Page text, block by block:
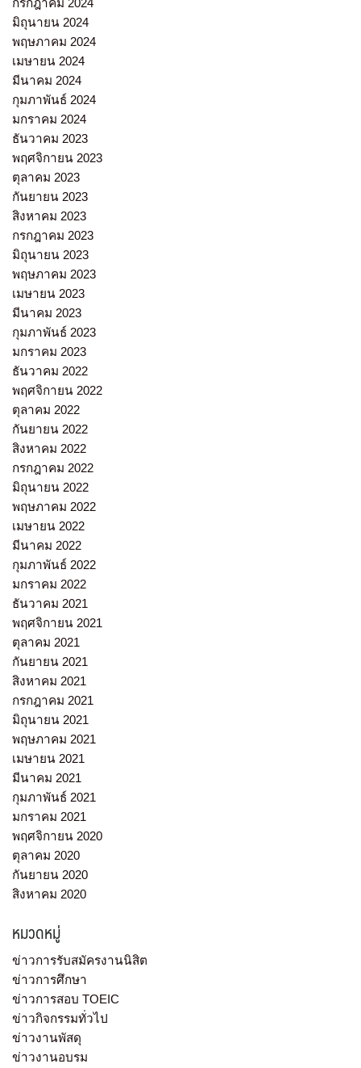
กรกฎาคม 2024
มิถุนายน 2024
พฤษภาคม 2024
เมษายน 2024
มีนาคม 2024
กุมภาพันธ์ 2024
มกราคม 2024
ธันวาคม 2023
พฤศจิกายน 2023
ตุลาคม 2023
กันยายน 2023
สิงหาคม 2023
กรกฎาคม 2023
มิถุนายน 2023
พฤษภาคม 2023
เมษายน 2023
มีนาคม 2023
กุมภาพันธ์ 2023
มกราคม 2023
ธันวาคม 2022
พฤศจิกายน 2022
ตุลาคม 2022
กันยายน 2022
สิงหาคม 2022
กรกฎาคม 2022
มิถุนายน 2022
พฤษภาคม 2022
เมษายน 2022
มีนาคม 2022
กุมภาพันธ์ 2022
มกราคม 2022
ธันวาคม 2021
พฤศจิกายน 2021
ตุลาคม 2021
กันยายน 2021
สิงหาคม 2021
กรกฎาคม 2021
มิถุนายน 2021
พฤษภาคม 2021
เมษายน 2021
มีนาคม 2021
กุมภาพันธ์ 2021
มกราคม 2021
พฤศจิกายน 2020
ตุลาคม 2020
กันยายน 2020
สิงหาคม 2020
หมวดหมู่
ข่าวการรับสมัครงานนิสิต
ข่าวการศึกษา
ข่าวการสอบ TOEIC
ข่าวกิจกรรมทั่วไป
ข่าวงานพัสดุ
ข่าวงานอบรม